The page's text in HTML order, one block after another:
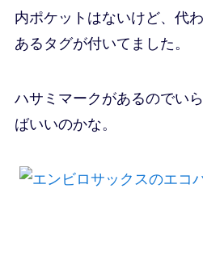
内ポケットはないけど、代
あるタグが付いてました。
ハサミマークがあるのでい
ばいいのかな。